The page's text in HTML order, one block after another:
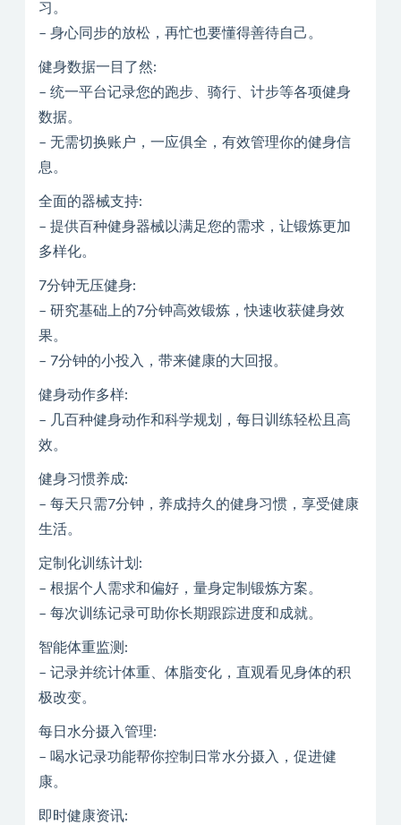
习。
– 身心同步的放松，再忙也要懂得善待自己。
健身数据一目了然:
– 统一平台记录您的跑步、骑行、计步等各项健身
数据。
– 无需切换账户，一应俱全，有效管理你的健身信
息。
全面的器械支持:
– 提供百种健身器械以满足您的需求，让锻炼更加
多样化。
7分钟无压健身:
– 研究基础上的7分钟高效锻炼，快速收获健身效
果。
– 7分钟的小投入，带来健康的大回报。
健身动作多样:
– 几百种健身动作和科学规划，每日训练轻松且高
效。
健身习惯养成:
– 每天只需7分钟，养成持久的健身习惯，享受健康
生活。
定制化训练计划:
– 根据个人需求和偏好，量身定制锻炼方案。
– 每次训练记录可助你长期跟踪进度和成就。
智能体重监测:
– 记录并统计体重、体脂变化，直观看见身体的积
极改变。
每日水分摄入管理:
– 喝水记录功能帮你控制日常水分摄入，促进健
康。
即时健康资讯: